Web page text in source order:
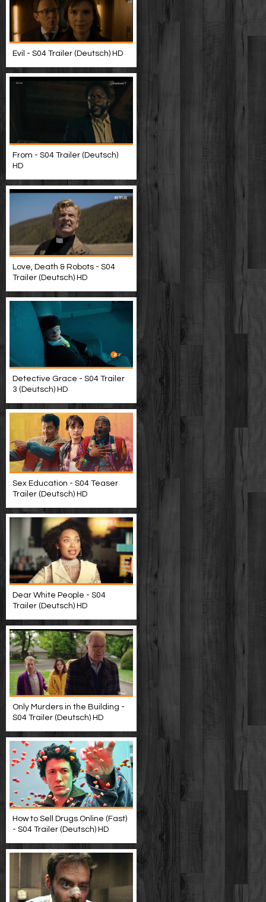
Evil - S04 Trailer (Deutsch) HD
From - S04 Trailer (Deutsch)
HD
Love, Death & Robots - S04
Trailer (Deutsch) HD
Detective Grace - S04 Trailer
3 (Deutsch) HD
Sex Education - S04 Teaser
Trailer (Deutsch) HD
Dear White People - S04
Trailer (Deutsch) HD
Only Murders in the Building -
S04 Trailer (Deutsch) HD
How to Sell Drugs Online (Fast)
- S04 Trailer (Deutsch) HD